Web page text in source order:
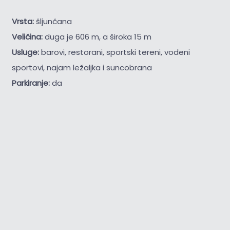
Vrsta:šljunčana
Veličina:duga je 606 m, a široka 15 m
Usluge:barovi, restorani, sportski tereni, vodeni
sportovi, najam ležaljka i suncobrana
Parkiranje:da